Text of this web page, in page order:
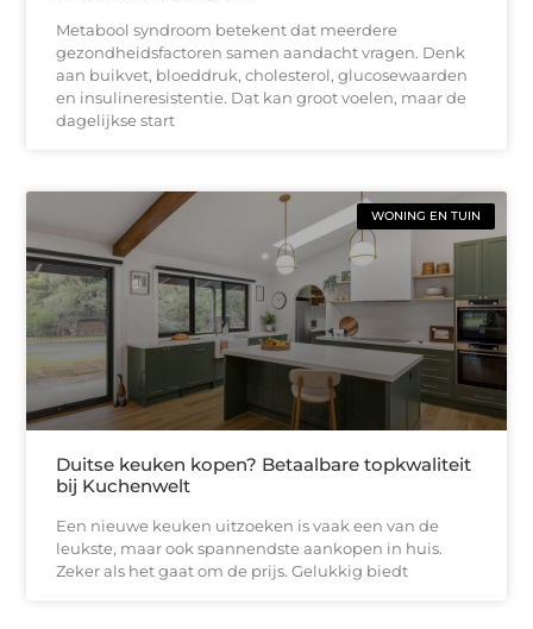
Metabool syndroom betekent dat meerdere
gezondheidsfactoren samen aandacht vragen. Denk
aan buikvet, bloeddruk, cholesterol, glucosewaarden
en insulineresistentie. Dat kan groot voelen, maar de
dagelijkse start
WONING EN TUIN
Duitse keuken kopen? Betaalbare topkwaliteit
bij Kuchenwelt
Een nieuwe keuken uitzoeken is vaak een van de
leukste, maar ook spannendste aankopen in huis.
Zeker als het gaat om de prijs. Gelukkig biedt